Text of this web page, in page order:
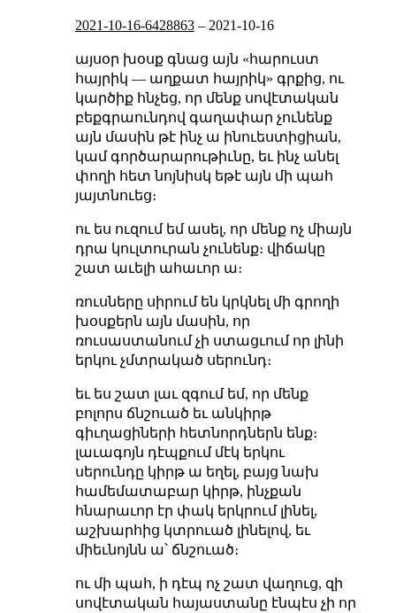
2021-10-16-6428863– 2021-10-16
այսօր խօսք գնաց այն «հարուստ
հայրիկ — աղքատ հայրիկ» գրքից, ու
կարծիք հնչեց, որ մենք սովէտական
բեքգրաունդով գաղափար չունենք
այն մասին թէ ինչ ա ինուեստիցիան,
կամ գործարարութիւնը, եւ ինչ անել
փողի հետ նոյնիսկ եթէ այն մի պահ
յայտնուեց։
ու ես ուզում եմ ասել, որ մենք ոչ միայն
դրա կուլտուրան չունենք։ վիճակը
շատ աւելի ահաւոր ա։
ռուսները սիրում են կրկնել մի գրողի
խօսքերն այն մասին, որ
ռուսաստանում չի ստացւում որ լինի
երկու չմտրակած սերունդ։
եւ ես շատ լաւ զգում եմ, որ մենք
բոլորս ճնշուած եւ անկիրթ
գիւղացիների հետնորդներն ենք։
լաւագոյն դէպքում մէկ երկու
սերունդը կիրթ ա եղել, բայց նախ
համեմատաբար կիրթ, ինչքան
հնարաւոր էր փակ երկրում լինել,
աշխարհից կտրուած լինելով, եւ
միեւնոյնն ա՝ ճնշուած։
ու մի պահ, ի դէպ ոչ շատ վաղուց, զի
սովէտական հայաստանը էնպէս չի որ